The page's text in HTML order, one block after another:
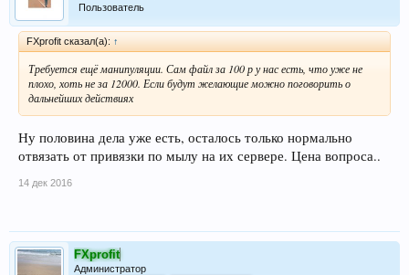
Пользователь
FXprofit сказал(а): ↑
Требуется ещё манипуляции. Сам файл за 100 р у нас есть, что уже не
плохо, хоть не за 12000. Если будут желающие можно поговорить о
дальнейших действиях
Ну половина дела уже есть, осталось только нормально
отвязать от привязки по мылу на их сервере. Цена вопроса..
14 дек 2016
FXprofit
Администратор